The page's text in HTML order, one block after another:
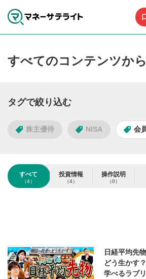
すべてのコンテンツか
タグで絞り込む
株主優待 NISA 会
タグで絞り込
会員限定動画
1ヶ月限定無料公開中！
すべて
（4）
投資情報
（4）
操作説明
（0）
日経平均先
どう生かす
学べるラブ